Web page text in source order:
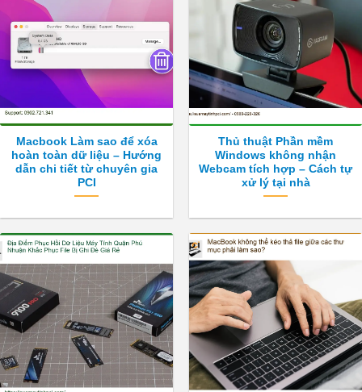
Macbook Làm sao để xóa
hoàn toàn dữ liệu – Hướng
dẫn chi tiết từ chuyên gia
PCI
Thủ thuật Phần mềm
Windows không nhận
Webcam tích hợp – Cách tự
xử lý tại nhà